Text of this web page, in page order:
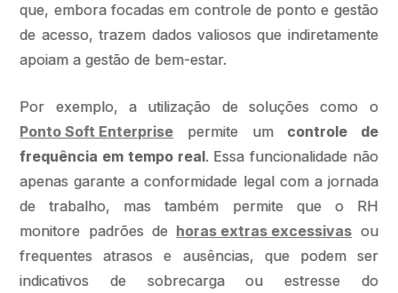
que, embora focadas em controle de ponto e gestão
de acesso, trazem dados valiosos que indiretamente
apoiam a gestão de bem-estar.
Por exemplo, a utilização de soluções como o
Ponto Soft Enterprise permite um controle de
frequência em tempo real. Essa funcionalidade não
apenas garante a conformidade legal com a jornada
de trabalho, mas também permite que o RH
monitore padrões de horas extras excessivas ou
frequentes atrasos e ausências, que podem ser
indicativos de sobrecarga ou estresse do